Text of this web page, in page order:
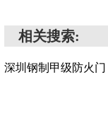
相关搜索:
深圳钢制甲级防火门